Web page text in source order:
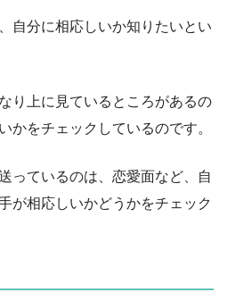
自分に相応しいか知りたいとい
り上に見ているところがあるの
かをチェックしているのです。
っているのは、恋愛面など、自
が相応しいかどうかをチェック